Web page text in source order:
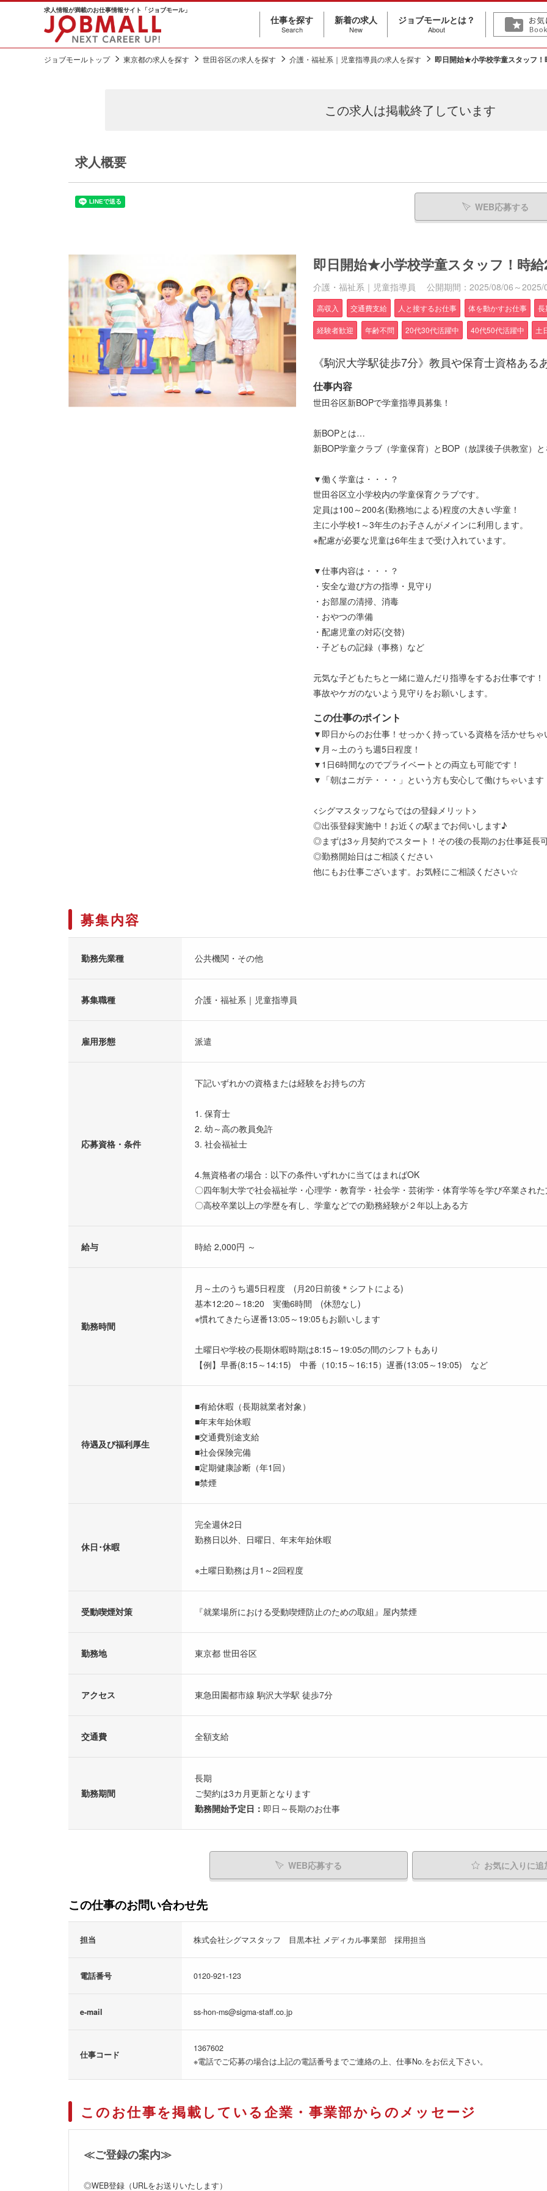
求人情報が満載のお仕事情報サイト「ジョブモール」
仕事を探す
Search
新着の求人
New
ジョブモールとは？
About
ジョブモールトップ 東京都の求人を探す 世田谷区の求人を探す 介護・福祉系｜児童指導員の求人を探す 即日開始★小学校学童スタッフ
この求人は掲載終了しています
求人概要
WEB応募する
即日開始★小学校学童スタッフ！時
介護・福祉系｜児童指導員 公開期間：2025/08/06～2025/
高収入 交通費支給 人と接するお仕事 体を動かすお仕事 長
経験者歓迎 年齢不問 20代30代活躍中 40代50代活躍中 土
《駒沢大学駅徒歩7分》教員や保育士資格あ
仕事内容
世田谷区新BOPで学童指導員募集！
新BOPとは…
新BOP学童クラブ（学童保育）とBOP（放課後子供教室）
▼働く学童は・・・？
世田谷区立小学校内の学童保育クラブです。
定員は100～200名(勤務地による)程度の大きい学童！
主に小学校1～3年生のお子さんがメインに利用します。
※配慮が必要な児童は6年生まで受け入れています。
▼仕事内容は・・・？
・安全な遊び方の指導・見守り
・お部屋の清掃、消毒
・おやつの準備
・配慮児童の対応(交替)
・子どもの記録（事務）など
元気な子どもたちと一緒に遊んだり指導をするお仕事です！
事故やケガのないよう見守りをお願いします。
この仕事のポイント
▼即日からのお仕事！せっかく持っている資格を活かせちゃ
▼月～土のうち週5日程度！
▼1日6時間なのでプライベートとの両立も可能です！
▼「朝はニガテ・・・」という方も安心して働けちゃいます
<シグマスタッフならではの登録メリット>
◎出張登録実施中！お近くの駅までお伺いします♪
◎まずは3ヶ月契約でスタート！その後の長期のお仕事延長
◎勤務開始日はご相談ください
他にもお仕事ございます。お気軽にご相談ください☆
募集内容
勤務先業種 公共機関・その他
募集職種 介護・福祉系｜児童指導員
雇用形態 派遣
応募資格・条件
下記いずれかの資格または経験をお持ちの方
1. 保育士
2. 幼～高の教員免許
3. 社会福祉士
4.無資格者の場合：以下の条件いずれかに当てはまればOK
〇四年制大学で社会福祉学・心理学・教育学・社会学・芸術学・体育学等を学び卒業され
〇高校卒業以上の学歴を有し、学童などでの勤務経験が２年以上ある方
給与 時給 2,000円 ～
勤務時間
月～土のうち週5日程度 (月20日前後＊シフトによる)
基本12:20～18:20 実働6時間 (休憩なし)
※慣れてきたら遅番13:05～19:05もお願いします
土曜日や学校の長期休暇時期は8:15～19:05の間のシフトもあり
【例】早番(8:15～14:15) 中番（10:15～16:15）遅番(13:05～19:05) など
待遇及び福利厚生
■有給休暇（長期就業者対象）
■年末年始休暇
■交通費別途支給
■社会保険完備
■定期健康診断（年1回）
■禁煙
休日･休暇
完全週休2日
勤務日以外、日曜日、年末年始休暇
※土曜日勤務は月1～2回程度
受動喫煙対策 『就業場所における受動喫煙防止のための取組』屋内禁煙
勤務地 東京都 世田谷区
アクセス 東急田園都市線 駒沢大学駅 徒歩7分
交通費 全額支給
勤務期間
長期
ご契約は3カ月更新となります
勤務開始予定日： 即日～長期のお仕事
WEB応募する お気に入り に追
この仕事のお問い合わせ先
担当 株式会社シグマスタッフ 目黒本社 メディカル事業部 採用担当
電話番号 0120-921-123
e-mail ss-hon-ms@sigma-staff.co.jp
仕事コード
1367602
※電話でご応募の場合は上記の電話番号までご連絡の上、仕事No.をお伝え下さい。
このお仕事を掲載している企業・事業部からのメッセージ
≪ご登録の案内≫
◎WEB登録（URLをお送りいたします）